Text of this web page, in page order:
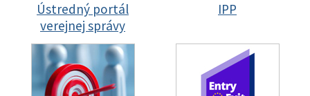
Ústredný portál
verejnej správy
IPP